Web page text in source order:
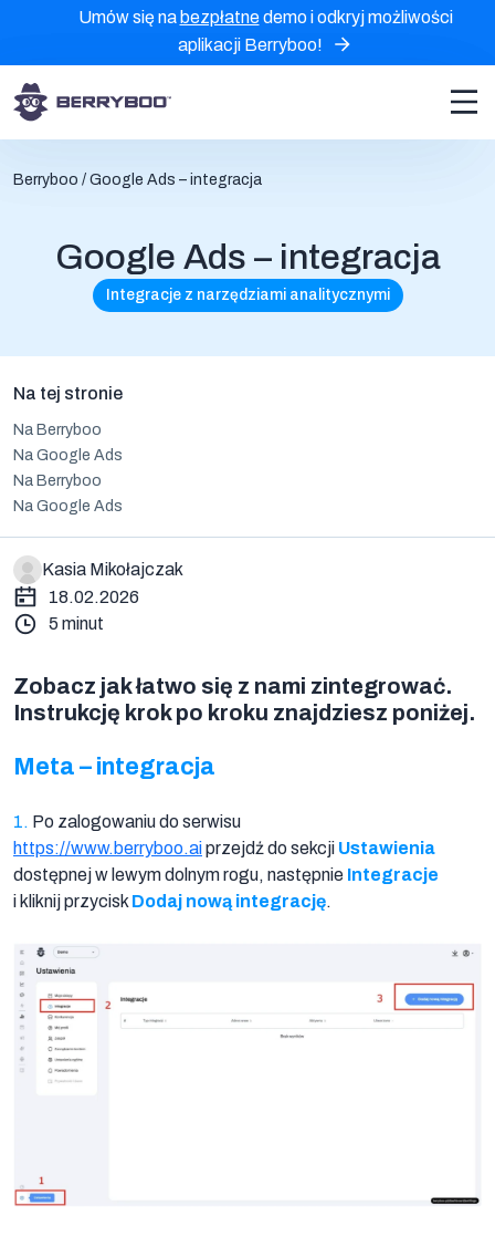
Umów się na bezpłatnedemo i odkryj możliwości
aplikacji Berryboo!
Berryboo / Google Ads – integracja
Google Ads – integracja
Integracje z narzędziami analitycznymi
Kasia Mikołajczak
18.02.2026
5 minut
Zobacz jak łatwo się z nami zintegrować.
Instrukcję krok po kroku znajdziesz poniżej.
Meta – integracja
1. Po zalogowaniu do serwisu
https://www.berryboo.aiprzejdź do sekcji Ustawienia
dostępnej w lewym dolnym rogu, następnie Integracje
i kliknij przycisk Dodaj nową integrację.
Na
Na tej stronie
Na Berryboo
Na Google Ads
Na Berryboo
Na Google Ads